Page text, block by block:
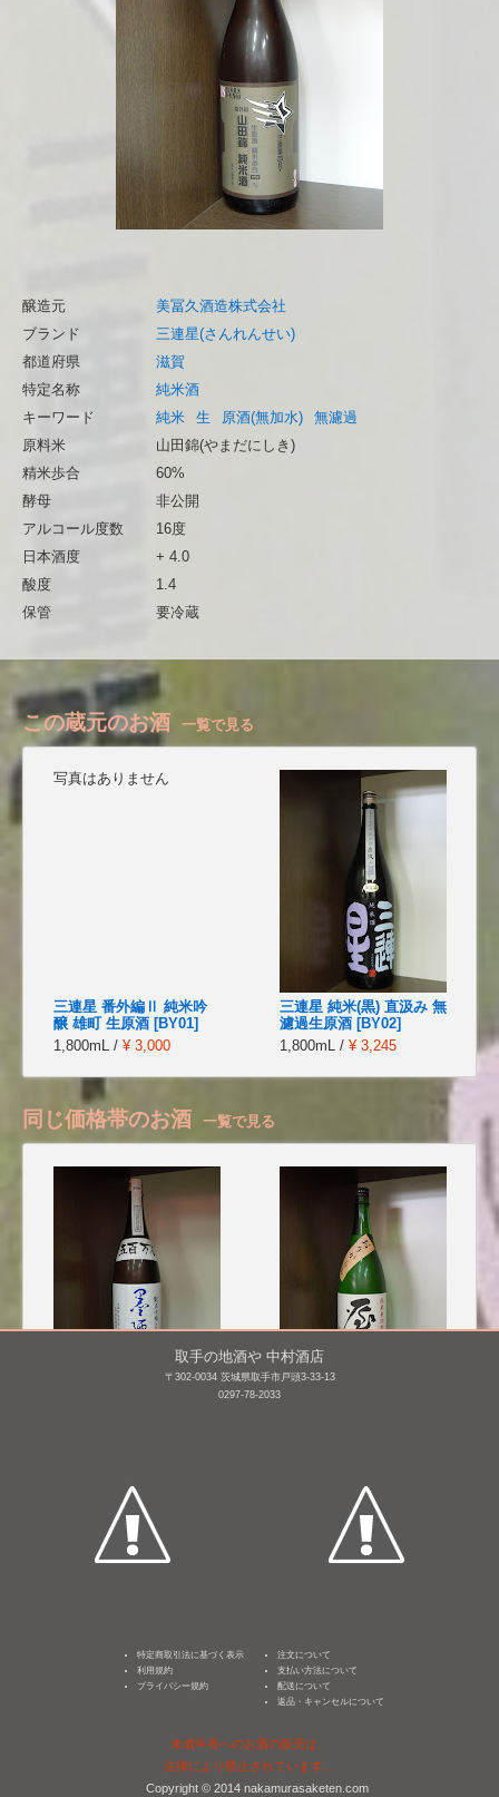
醸造元
美冨久酒造株式会社
ブランド
三連星(さんれんせい)
都道府県
滋賀
特定名称
純米酒
キーワード
純米 生 原酒(無加水)
無濾過
原料米
山田錦(やまだにしき)
精米歩合
60%
酵母
非公開
アルコール度数
16度
日本酒度
+ 4.0
酸度
1.4
保管
要冷蔵
この蔵元のお酒 一覧で見る
写真はありません
三連星 番外編Ⅱ 純米吟
醸 雄町 生原酒 [BY01]
1,800mL / ¥ 3,000
三連星 純米(黒) 直汲み 無
濾過生原酒 [BY02]
1,800mL / ¥ 3,245
同じ価格帯のお酒 一覧で見る
屋守 純米 無調整生 おり
取手の地酒や 中村酒店
〒302-0034 茨城県取手市戸頭3-33-13
0297-78-2033
特定商取引法に基づく表示
利用規約
プライバシー規約
注文について
支払い方法について
配送について
返品・キャンセルについて
未成年者へのお酒の販売は、
法律により禁止されています。
Copyright © 2014 nakamurasaketen.com